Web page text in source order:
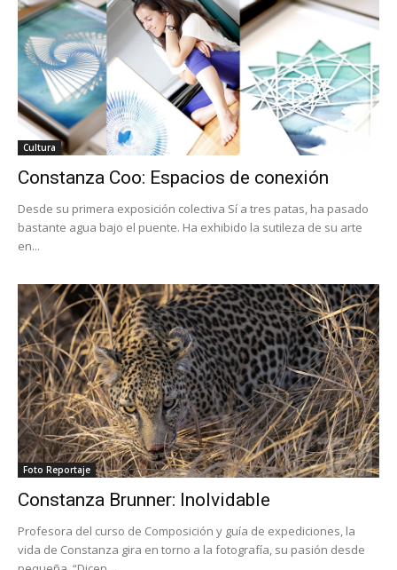
Cultura
Constanza Coo: Espacios de conexión
Desde su primera exposición colectiva Sí a tres patas, ha pasado
bastante agua bajo el puente. Ha exhibido la sutileza de su arte
en...
Foto Reportaje
Constanza Brunner: Inolvidable
Profesora del curso de Composición y guía de expediciones, la
vida de Constanza gira en torno a la fotografía, su pasión desde